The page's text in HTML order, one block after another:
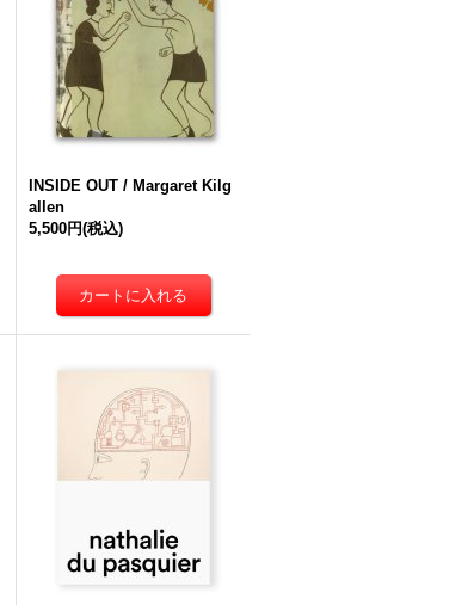
INSIDE OUT / Margaret Kilg
allen
5,500円(税込)